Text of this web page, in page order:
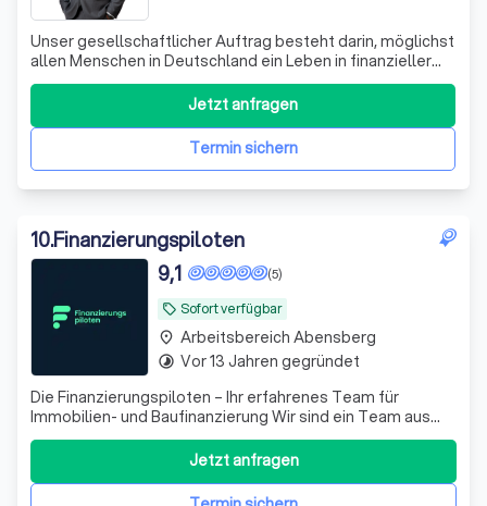
Unser gesellschaftlicher Auftrag besteht darin, möglichst
allen Menschen in Deutschland ein Leben in finanzieller
Freiheit zu ermöglichen. Unser Handeln ist dabei geprägt
durch unsere Moral und Philosophie: Berate so, wie Du
selbst beraten werden möchtest: aufrichtig, ehrlich,
individuell, gan
Termin sichern
Jetzt anfragen
10.Finanzierungspiloten
local_offer Sofort verfügbar
(5)
9,1
Die Finanzierungspiloten – Ihr erfahrenes Team für
Immobilien- und Baufinanzierung Wir sind ein Team aus
Immobiliendarlehensvermittlern, Energieberatern,
Architekten, Bauingenieuren und Handwerksmeistern – mit
über 15 Jahren praktischer Erfahrung im Bau- und
Immobilienbereich. Unser Angebot: - Ve
Jetzt anfragen
place Arbeitsbereich Abensberg
timelapse Vor 13 Jahren gegründet